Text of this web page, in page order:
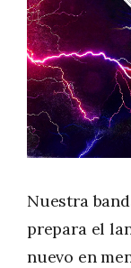
Nuestra
prepara el
nuevo en